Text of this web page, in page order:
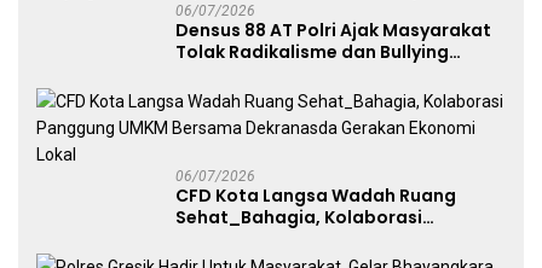
06/07/2026
Densus 88 AT Polri Ajak Masyarakat
Tolak Radikalisme dan Bullying
Free Day Makassar
06/07/2026
CFD Kota Langsa Wadah Ruang
Sehat_Bahagia, Kolaborasi
Dekranasda Gerakan Ekonomi Lokal